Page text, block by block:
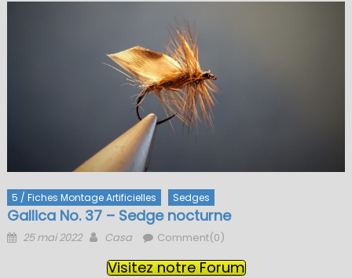
5 / Fiches Montage Artificielles Sedges
Gallica No. 37 – Sedge nocturne
Posted
25 mai 2022 Author
Casa Comment(0)
Visitez notre Forum